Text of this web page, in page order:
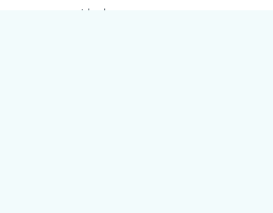
Island